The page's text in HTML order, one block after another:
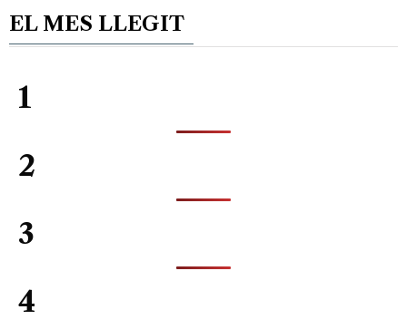
EL MES LLEGIT
1
2
3
4